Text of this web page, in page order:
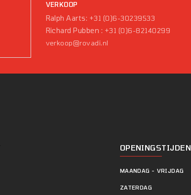
VERKOOP
Ralph Aarts: +31 (0)6-30239533
Richard Pubben : +31 (0)6-82140299
verkoop@rovadi.nl
OPENINGSTIJDEN
MAANDAG - VRIJDAG
ZATERDAG